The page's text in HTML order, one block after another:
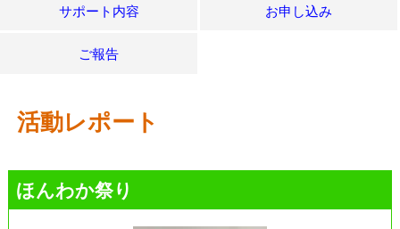
サポート内容 お申し込み
ご報告
活動レポート
ほんわか祭り